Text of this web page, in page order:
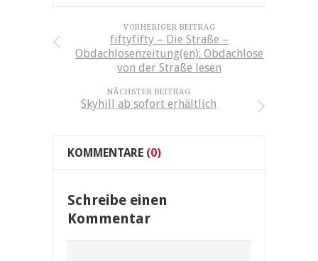
VORHERIGER BEITRAG
fiftyfifty – Die Straße –
Obdachlosenzeitung(en): Obdachlose
von der Straße lesen
NÄCHSTER BEITRAG
Skyhill ab sofort erhältlich
KOMMENTARE (0)
Schreibe einen
Kommentar